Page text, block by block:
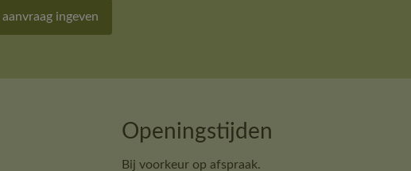
ingeven
Openingstijden
Bij voorkeur op afspraak.